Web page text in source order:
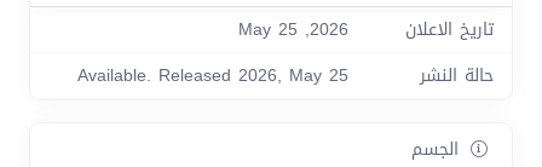
تاريخ الاعلان
2026, May 25
حالة النشر
Available. Released 2026, May 25
الجسم